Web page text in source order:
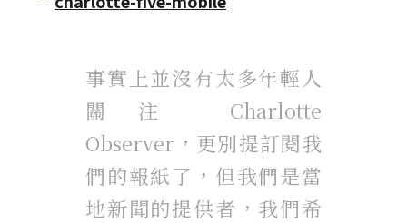
事實上並沒有太多年輕人
關注 Charlotte
Observer，更別提訂閱我
們的報紙了，但我們是當
地新聞的提供者，我們希